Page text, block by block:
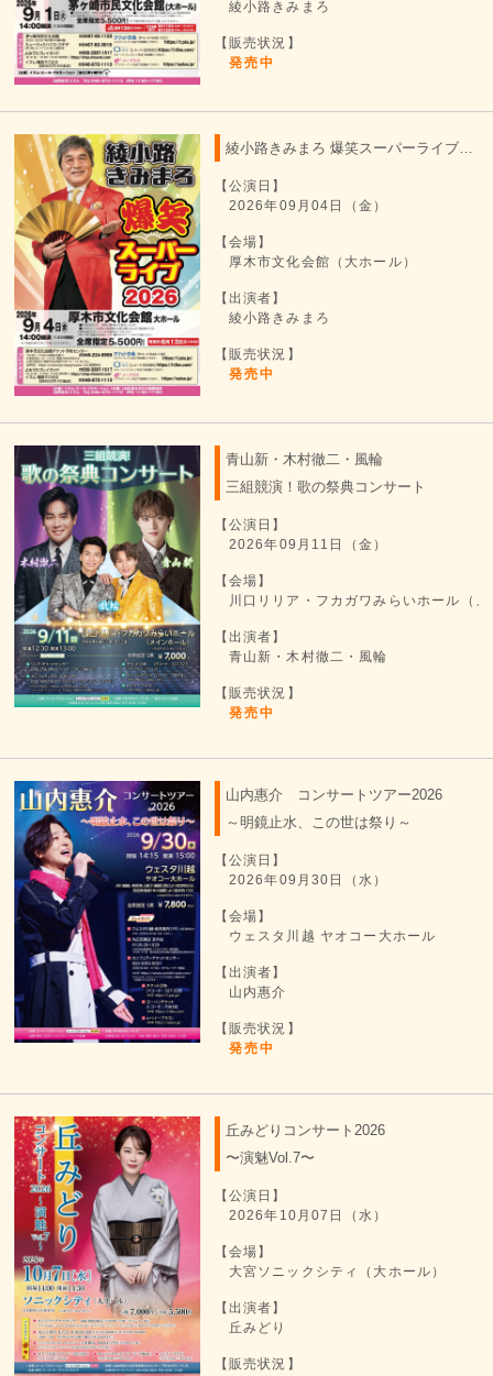
綾小路きみまろ
【販売状況】
発売中
綾小路きみまろ 爆笑スーパーライブ 2026
【公演日】
2026年09月04日（金）
【会場】
厚木市文化会館（大ホール）
【出演者】
綾小路きみまろ
【販売状況】
発売中
青山新・木村徹二・風輪
三組競演！歌の祭典コンサート
【公演日】
2026年09月11日（金）
【会場】
川口リリア・フカガワみらいホール（
【出演者】
青山新・木村徹二・風輪
【販売状況】
発売中
山内惠介 コンサートツアー2026
～明鏡止水、この世は祭り～
【公演日】
2026年09月30日（水）
【会場】
ウェスタ川越 ヤオコー大ホール
【出演者】
山内惠介
【販売状況】
発売中
丘みどりコンサート2026
〜演魅Vol.7〜
【公演日】
2026年10月07日（水）
【会場】
大宮ソニックシティ（大ホール）
【出演者】
丘みどり
【販売状況】